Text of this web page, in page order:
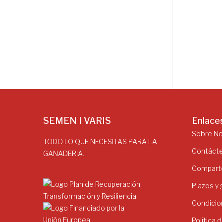
SEMEN I VARIS
TODO LO QUE NECESITAS PARA LA
GANADERIA.
Sobre
Plazos y